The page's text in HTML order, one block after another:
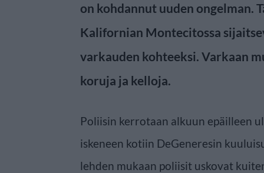
on kohdannut uuden ongelman.
Kalifornian Montecitossa
varkauden kohteeksi. Varkaan
koruja ja kelloja.
Poliisin kerrotaan alkuun epäilleen
iskeneen kotiin DeGeneresin
lehden mukaan poliisit uskovat